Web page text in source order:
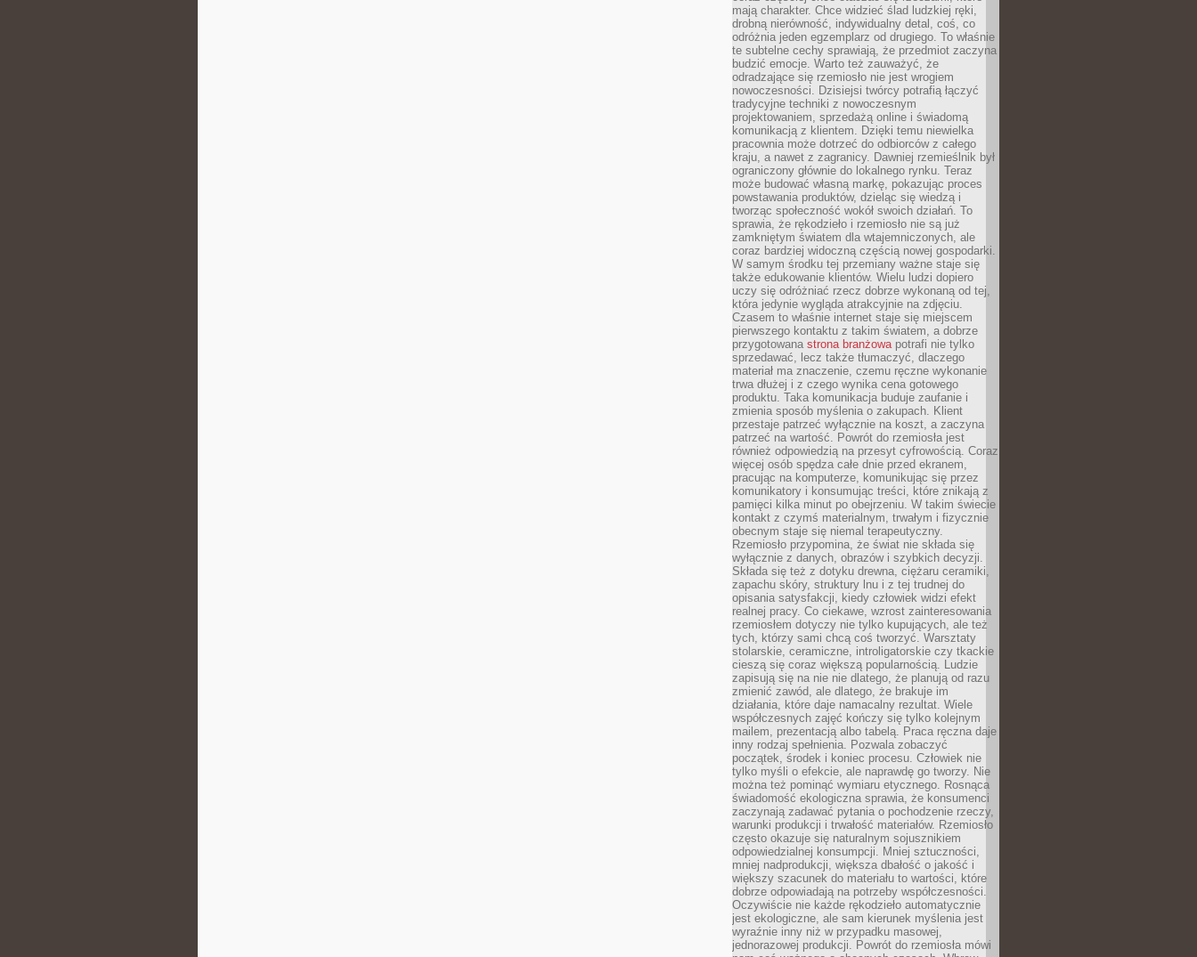
mają charakter. Chce widzieć ślad ludzkiej ręki,
drobną nierówność, indywidualny detal, coś, co
odróżnia jeden egzemplarz od drugiego. To właśnie
te subtelne cechy sprawiają, że przedmiot zaczyna
budzić emocje. Warto też zauważyć, że
odradzające się rzemiosło nie jest wrogiem
nowoczesności. Dzisiejsi twórcy potrafią łączyć
tradycyjne techniki z nowoczesnym
projektowaniem, sprzedażą online i świadomą
komunikacją z klientem. Dzięki temu niewielka
pracownia może dotrzeć do odbiorców z całego
kraju, a nawet z zagranicy. Dawniej rzemieślnik był
ograniczony głównie do lokalnego rynku. Teraz
może budować własną markę, pokazując proces
powstawania produktów, dzieląc się wiedzą i
tworząc społeczność wokół swoich działań. To
sprawia, że rękodzieło i rzemiosło nie są już
zamkniętym światem dla wtajemniczonych, ale
coraz bardziej widoczną częścią nowej gospodarki.
W samym środku tej przemiany ważne staje się
także edukowanie klientów. Wielu ludzi dopiero
uczy się odróżniać rzecz dobrze wykonaną od tej,
która jedynie wygląda atrakcyjnie na zdjęciu.
Czasem to właśnie internet staje się miejscem
pierwszego kontaktu z takim światem, a dobrze
przygotowana strona branżowapotrafi nie tylko
sprzedawać, lecz także tłumaczyć, dlaczego
materiał ma znaczenie, czemu ręczne wykonanie
trwa dłużej i z czego wynika cena gotowego
produktu. Taka komunikacja buduje zaufanie i
zmienia sposób myślenia o zakupach. Klient
przestaje patrzeć wyłącznie na koszt, a zaczyna
patrzeć na wartość. Powrót do rzemiosła jest
również odpowiedzią na przesyt cyfrowością. Coraz
więcej osób spędza całe dnie przed ekranem,
pracując na komputerze, komunikując się przez
komunikatory i konsumując treści, które znikają z
pamięci kilka minut po obejrzeniu. W takim świecie
kontakt z czymś materialnym, trwałym i fizycznie
obecnym staje się niemal terapeutyczny.
Rzemiosło przypomina, że świat nie składa się
wyłącznie z danych, obrazów i szybkich decyzji.
Składa się też z dotyku drewna, ciężaru ceramiki,
zapachu skóry, struktury lnu i z tej trudnej do
opisania satysfakcji, kiedy człowiek widzi efekt
realnej pracy. Co ciekawe, wzrost zainteresowania
rzemiosłem dotyczy nie tylko kupujących, ale też
tych, którzy sami chcą coś tworzyć. Warsztaty
stolarskie, ceramiczne, introligatorskie czy tkackie
cieszą się coraz większą popularnością. Ludzie
zapisują się na nie nie dlatego, że planują od razu
zmienić zawód, ale dlatego, że brakuje im
działania, które daje namacalny rezultat. Wiele
współczesnych zajęć kończy się tylko kolejnym
mailem, prezentacją albo tabelą. Praca ręczna daje
inny rodzaj spełnienia. Pozwala zobaczyć
początek, środek i koniec procesu. Człowiek nie
tylko myśli o efekcie, ale naprawdę go tworzy. Nie
można też pominąć wymiaru etycznego. Rosnąca
świadomość ekologiczna sprawia, że konsumenci
zaczynają zadawać pytania o pochodzenie rzeczy,
warunki produkcji i trwałość materiałów. Rzemiosło
często okazuje się naturalnym sojusznikiem
odpowiedzialnej konsumpcji. Mniej sztuczności,
mniej nadprodukcji, większa dbałość o jakość i
większy szacunek do materiału to wartości, które
dobrze odpowiadają na potrzeby współczesności.
Oczywiście nie każde rękodzieło automatycznie
jest ekologiczne, ale sam kierunek myślenia jest
wyraźnie inny niż w przypadku masowej,
jednorazowej produkcji. Powrót do rzemiosła mówi